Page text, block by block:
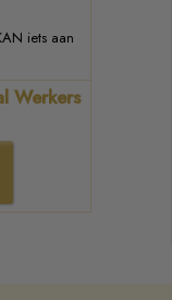
iets aan
Werkers